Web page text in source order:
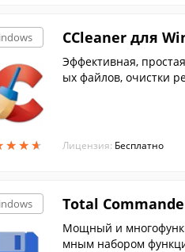
★★★
★★★
CCleaner для
Эффективная,
ых файлов, очистки
Лицензия: Бесплатно
Total
Мощный и
мным набором